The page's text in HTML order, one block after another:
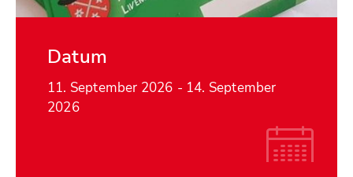
Datum
11. September 2026 - 14. September
2026